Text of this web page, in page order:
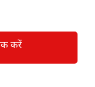
करें